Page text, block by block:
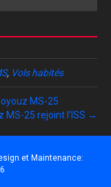
, Vols habités
MS-25
MS-25 rejoint l’ISS →
et Maintenance: